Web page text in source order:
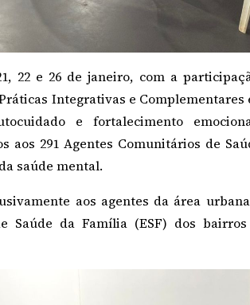
22 e 26 de janeiro, com a
Integrativas e Complementares
e fortalecimento
aos 291 Agentes Comunitários de
saúde mental.
aos agentes da área
Saúde da Família (ESF) dos